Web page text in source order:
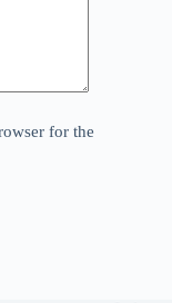
for the